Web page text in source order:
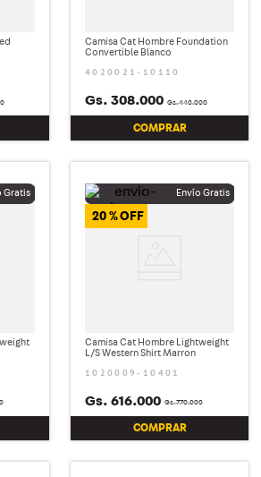
Camisa Cat Hombre Foundation
Convertible Blanco
4020021-10110
Gs.440.000
Gs. 308.000
COMPRAR
20 %
Camisa Cat Hombre Lightweight
L/S Western Shirt Marron
1020009-10401
Gs.770.000
Gs. 616.000
COMPRAR